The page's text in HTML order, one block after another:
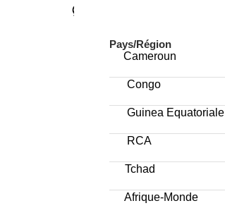
Pays/Région
Cameroun
Congo
Guinea Equatoriale
RCA
Tchad
Afrique-Monde